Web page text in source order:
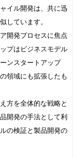
イル開発は、共に迅
しています。
開発プロセスに焦点
プはビジネスモデル
ンスタートアップ
領域にも拡張したも
方を全体的な戦略と
開発の手法として利
の検証と製品開発の